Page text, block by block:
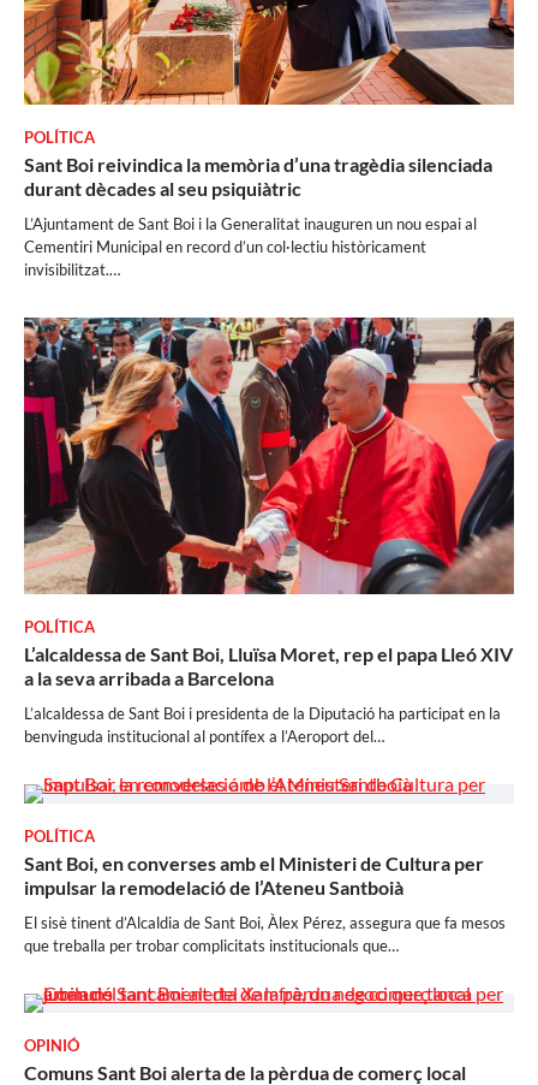
POLÍTICA
Sant Boi reivindica la memòria d’una tragèdia silenciada
durant dècades al seu psiquiàtric
L’Ajuntament de Sant Boi i la Generalitat inauguren un nou espai al
Cementiri Municipal en record d’un col·lectiu històricament
invisibilitzat.…
POLÍTICA
L’alcaldessa de Sant Boi, Lluïsa Moret, rep el papa Lleó XIV
a la seva arribada a Barcelona
L’alcaldessa de Sant Boi i presidenta de la Diputació ha participat en la
benvinguda institucional al pontífex a l’Aeroport del…
POLÍTICA
Sant Boi, en converses amb el Ministeri de Cultura per
impulsar la remodelació de l’Ateneu Santboià
El sisè tinent d’Alcaldia de Sant Boi, Àlex Pérez, assegura que fa mesos
que treballa per trobar complicitats institucionals que…
OPINIÓ
Comuns Sant Boi alerta de la pèrdua de comerç local